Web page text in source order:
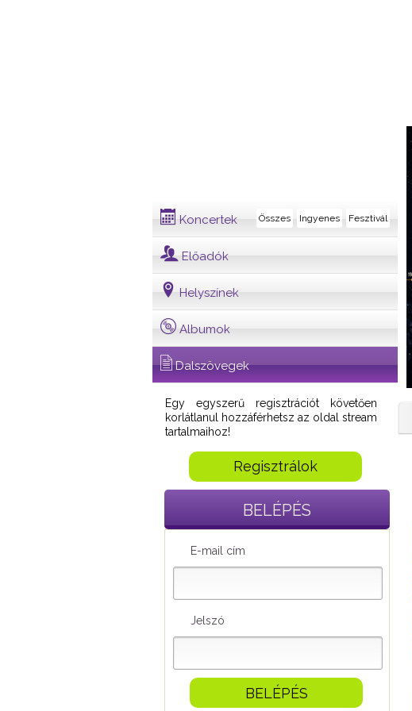
Koncertek Fesztivál
Ingyenes
Összes
Előadók
Helyszínek
Albumok
Dalszövegek
Egy egyszerű regisztrációt követően
korlátlanul hozzáférhetsz az oldal stream
tartalmaihoz!
Regisztrálok
BELÉPÉS
E-mail cím
Jelszó